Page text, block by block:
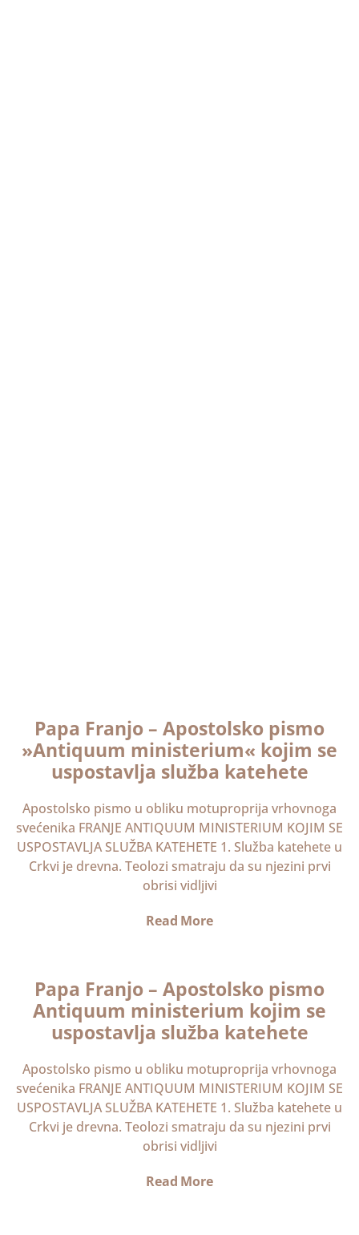
Papa Franjo – Apostolsko pismo
»Antiquum ministerium« kojim se
uspostavlja služba katehete
Apostolsko pismo u obliku motuproprija vrhovnoga
svećenika FRANJE ANTIQUUM MINISTERIUM KOJIM SE
USPOSTAVLJA SLUŽBA KATEHETE 1. Služba katehete u
Crkvi je drevna. Teolozi smatraju da su njezini prvi
obrisi vidljivi
Read More
Papa Franjo – Apostolsko pismo
Antiquum ministerium kojim se
uspostavlja služba katehete
Apostolsko pismo u obliku motuproprija vrhovnoga
svećenika FRANJE ANTIQUUM MINISTERIUM KOJIM SE
USPOSTAVLJA SLUŽBA KATEHETE 1. Služba katehete u
Crkvi je drevna. Teolozi smatraju da su njezini prvi
obrisi vidljivi
Read More